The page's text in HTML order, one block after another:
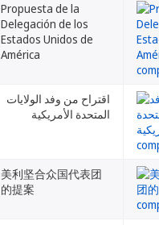
Propuesta de la
Delegación de los
Estados Unidos de
América
اقتراح من وفد الولايات
المتحدة الأمريكية
美利坚合众国代表团
的提案